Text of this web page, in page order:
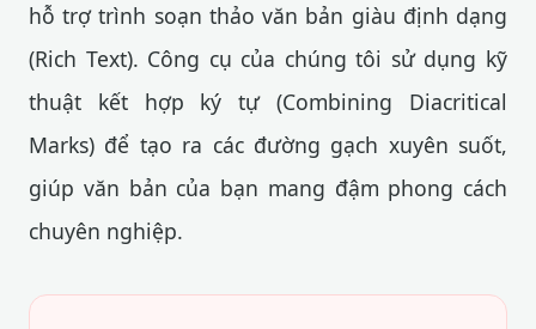
hỗ trợ trình soạn thảo văn bản giàu định dạng
(Rich Text). Công cụ của chúng tôi sử dụng kỹ
thuật kết hợp ký tự (Combining Diacritical
Marks) để tạo ra các đường gạch xuyên suốt,
giúp văn bản của bạn mang đậm phong cách
chuyên nghiệp.